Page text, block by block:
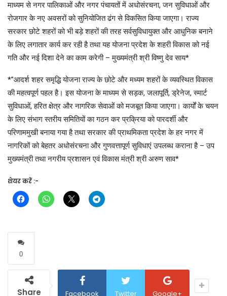
माध्यम से नगर पालिकाओं और नगर पंचायतों में अधोसंरचना, जन सुविधाओं और
रोजगार के नए अवसरों को सुनियोजित ढंग से विकसित किया जाएगा। राज्य
सरकार छोटे शहरों को भी बड़े शहरों की तरह सर्वसुविधायुक्त और आधुनिक बनाने
के लिए लगातार कार्य कर रही है तथा यह योजना प्रदेश के शहरी विकास को नई
गति और नई दिशा देने का काम करेगी – मुख्यमंत्री श्री विष्णु देव साय*
*”आदर्श शहर समृद्धि योजना राज्य के छोटे और मध्यम शहरों के व्यवस्थित विकास
की महत्वपूर्ण पहल है। इस योजना के माध्यम से सड़क, जलापूर्ति, ड्रेनेज, स्मार्ट
सुविधाओं, हरित क्षेत्र और नागरिक सेवाओं को मजबूत किया जाएगा। कार्यों के चयन
के लिए संभाग स्तरीय समितियों का गठन कर प्रक्रिया को पारदर्शी और
परिणाममुखी बनाया गया है तथा सरकार की प्राथमिकता प्रदेश के हर नगर में
नागरिकों को बेहतर अधोसंरचना और गुणवत्तापूर्ण सुविधाएं उपलब्ध कराना है – उप
मुख्यमंत्री तथा नगरीय प्रशासन एवं विकास मंत्री श्री अरुण साव*
शेयर करें :-
0
Share Facebook Twitter Google+